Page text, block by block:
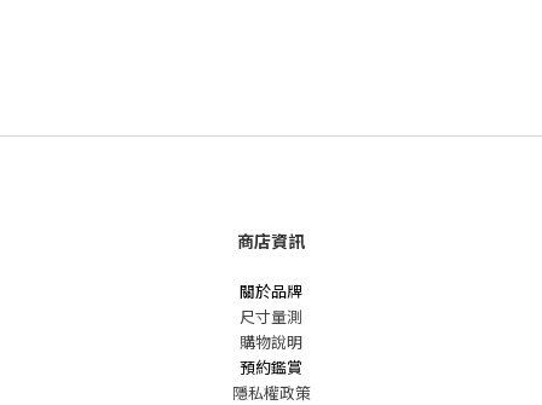
商店資訊
關於品牌
尺寸量測
購物說明
預約鑑賞
隱私權政策